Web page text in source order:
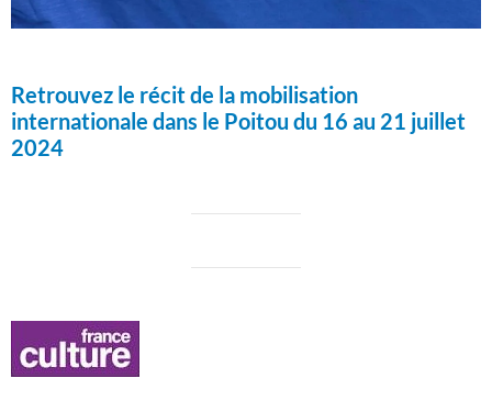
Retrouvez le récit de la mobilisation
internationale dans le Poitou du 16 au 21 juillet
2024